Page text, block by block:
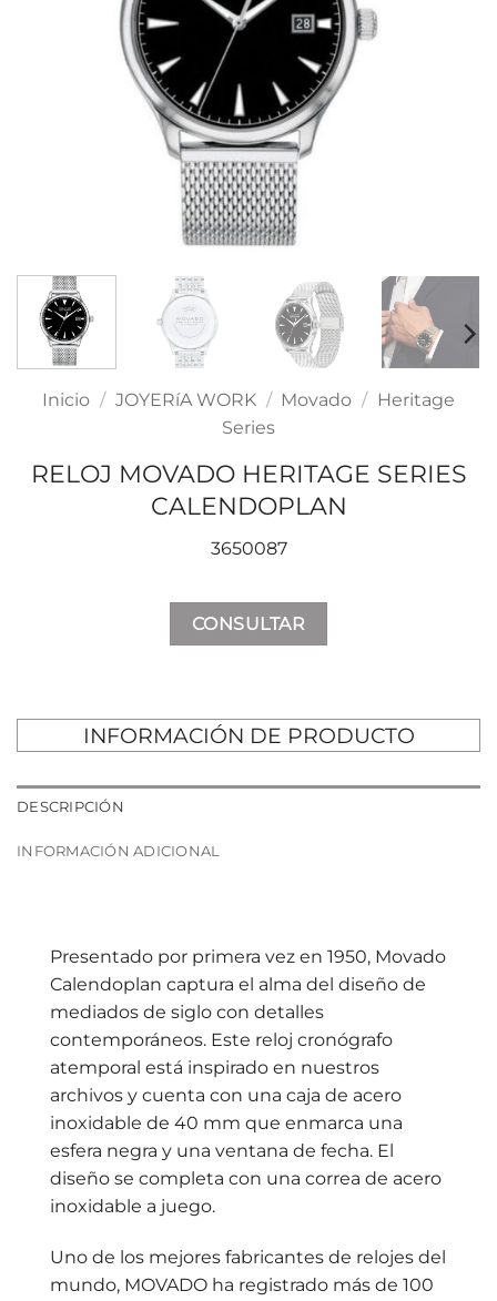
Inicio / JOYERíA WORK / Movado / Heritage
Series
RELOJ MOVADO HERITAGE SERIES
CALENDOPLAN
3650087
CONSULTAR
INFORMACIÓN DE PRODUCTO
DESCRIPCIÓN
INFORMACIÓN ADICIONAL
Presentado por primera vez en 1950, Movado
Calendoplan captura el alma del diseño de
mediados de siglo con detalles
contemporáneos. Este reloj cronógrafo
atemporal está inspirado en nuestros
archivos y cuenta con una caja de acero
inoxidable de 40 mm que enmarca una
esfera negra y una ventana de fecha. El
diseño se completa con una correa de acero
inoxidable a juego.
Uno de los mejores fabricantes de relojes del
mundo, MOVADO ha registrado más de 100